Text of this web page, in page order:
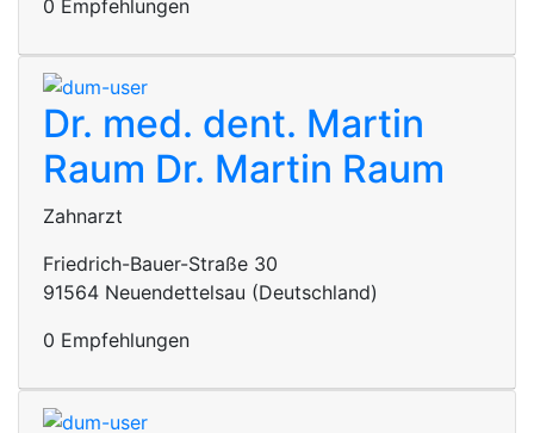
0 Empfehlungen
Dr. med. dent. Martin
Raum Dr. Martin Raum
Zahnarzt
Friedrich-Bauer-Straße 30
91564 Neuendettelsau (Deutschland)
0 Empfehlungen